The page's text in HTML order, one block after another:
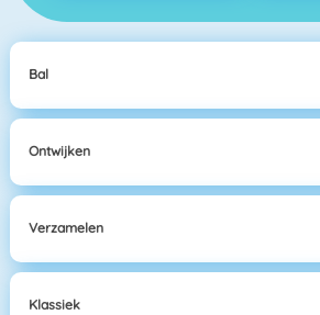
Bal
Ontwijken
Verzamelen
Klassiek